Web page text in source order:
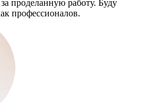
проделанную работу. Буду
профессионалов.